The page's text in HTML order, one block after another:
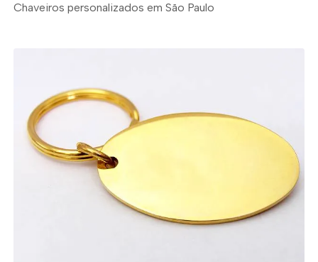
Chaveiros personalizados em São Paulo